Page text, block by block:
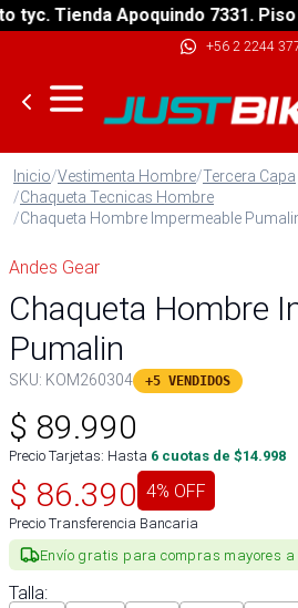
Tienda Apoquindo 7331. Piso 9.
+56 2 2244
Inicio/Vestimenta Hombre/Tercera Capa
/Chaqueta Tecnicas Hombre
/Chaqueta Hombre Impermeable
Andes Gear
Chaqueta Hombre
Pumalin
SKU: KOM260304 +5 VENDIDOS
$ 89.990
Precio Tarjetas: Hasta 6 cuotas de $14.998
$ 86.390 4% OFF
Precio Transferencia Bancaria
Envío gratis para compras mayores a
Talla: